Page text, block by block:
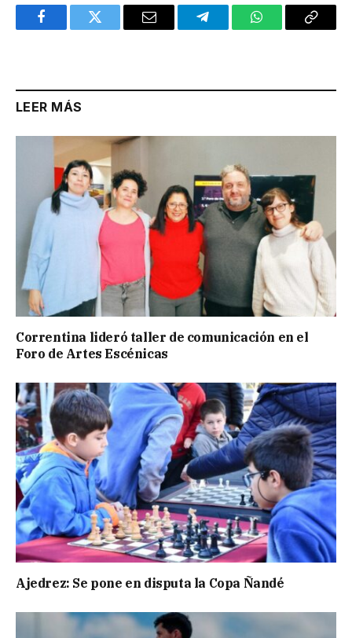
FacebookTwitter Email TelegramWhatsAppCopy
LEER MÁS
Correntina lideró taller de comunicación en el
Foro de Artes Escénicas
Ajedrez: Se pone en disputa la Copa Ñandé